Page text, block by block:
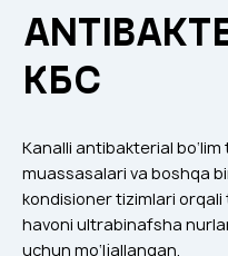
Klapanlar
Ventilatsion
Shovqin
Filtrlar
Qo'shimcha
КБC
Kanalli antibakterial
muassasalari va boshqa
kondisioner tizimlari orqali
havoni ultrabinafsha
uchun mo‘ljallangan.